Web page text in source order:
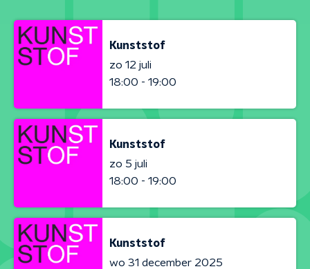
Kunststof
zo 12 juli
18:00 - 19:00
Kunststof
zo 5 juli
18:00 - 19:00
Kunststof
wo 31 december 2025